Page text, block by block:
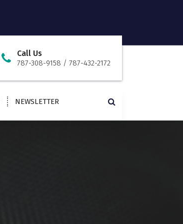
Call Us
787-308-9158 / 787-432-2172
NEWSLETTER